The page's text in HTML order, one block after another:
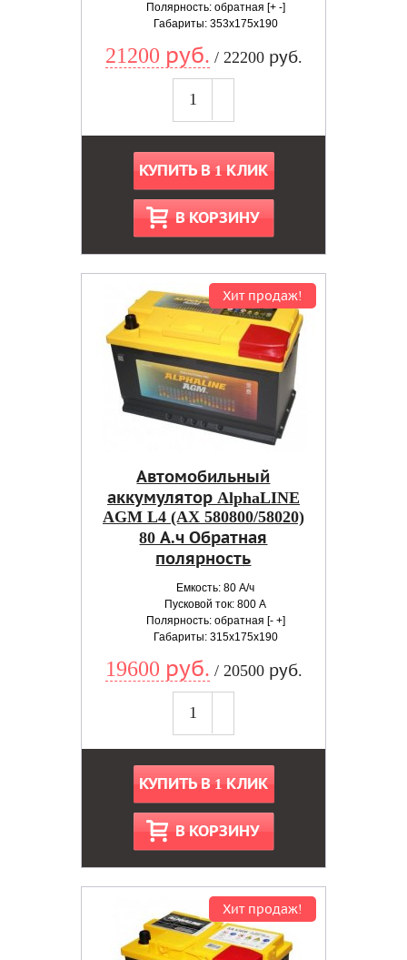
Полярность: обратная [+ -]
Габариты: 353x175x190
21200 руб. / 22200 руб.
КУПИТЬ В 1 КЛИК
В КОРЗИНУ
Хит продаж!
Автомобильный
аккумулятор AlphaLINE
AGM L4 (AX 580800/58020)
80 А.ч Обратная
полярность
Емкость: 80 А/ч
Пусковой ток: 800 А
Полярность: обратная [- +]
Габариты: 315x175x190
19600 руб. / 20500 руб.
КУПИТЬ В 1 КЛИК
В КОРЗИНУ
Хит продаж!